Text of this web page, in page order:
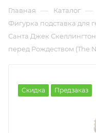
Главная — Каталог —
Фигурка подставка для
Санта Джек
перед Рождеством (The
Скидка Предзаказ